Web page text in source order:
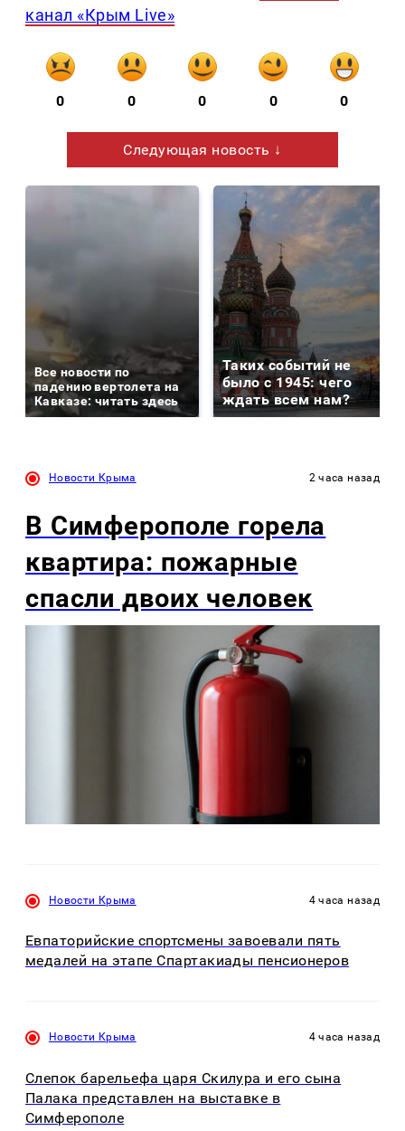
канал «Крым Live»
0 0 0 0 0
Следующая новость ↓
Все новости по
падению вертолета на
Кавказе: читать здесь
Таких событий не
было с 1945: чего
ждать всем нам?
Новости Крыма 2 часа назад
В Симферополе горела
квартира: пожарные
спасли двоих человек
Новости Крыма 4 часа назад
Евпаторийские спортсмены завоевали пять
медалей на этапе Спартакиады пенсионеров
Новости Крыма 4 часа назад
Слепок барельефа царя Скилура и его сына
Палака представлен на выставке в
Симферополе